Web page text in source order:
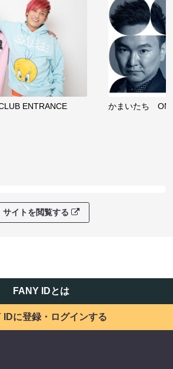
ENTRANCE かまいたち
サイトを閲覧する
FANY IDとは
IDに登録・ログインする